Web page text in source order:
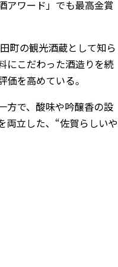
アワード」でも最高金賞
町の観光酒蔵として知ら
にこだわった酒造りを続
を高めている。
方で、酸味や吟醸香の設
両立した、“佐賀らしいや